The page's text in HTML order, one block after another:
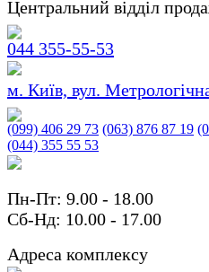
Центральний відділ
044 355-55-53
м. Київ, вул.
(099) 406 29 73 (063) 876 87 19
(044) 355 55 53
Пн-Пт: 9.00 - 18.00
Сб-Нд: 10.00 - 17.00
Адреса комплексу